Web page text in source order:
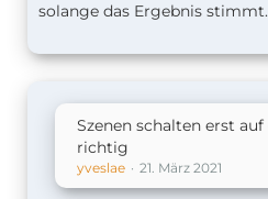
solange das Ergebnis
Szenen schalten erst
richtig
yveslae 21. März 2021